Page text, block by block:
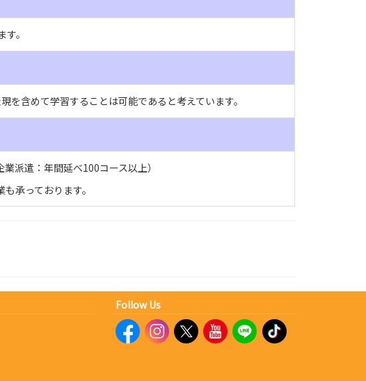
。
含めて学習することは可能であると考えています。
派遣：年間延べ100コース以上）
承っております。
Follow Us